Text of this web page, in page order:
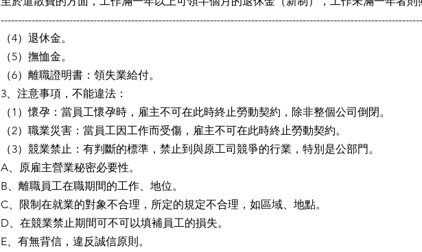
（4）退休金。
（5）撫恤金。
（6）離職證明書：領失業給付。
3、注意事項，不能違法：
（1）懷孕：當員工懷孕時，雇主不可在此時終止勞動契約，除非整個公司倒閉。
（2）職業災害：當員工因工作而受傷，雇主不可在此時終止勞動契約。
（3）競業禁止：有判斷的標準，禁止到與原工司競爭的行業，特別是公部門。
A、原雇主營業秘密必要性。
B、離職員工在職期間的工作、地位。
C、限制在就業的對象不合理，所定的規定不合理，如區域、地點。
D、在競業禁止期間可不可以填補員工的損失。
E、有無背信，違反誠信原則。